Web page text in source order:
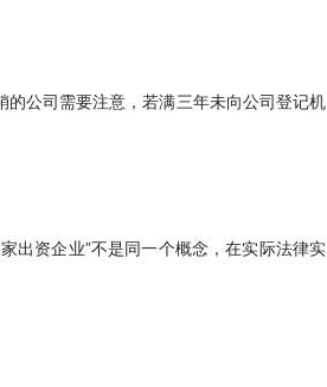
公司需要注意，若满三年未向公司登记机
出资企业”不是同一个概念，在实际法律实